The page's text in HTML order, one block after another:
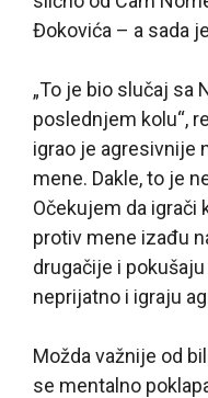
Đokovića – a sada
„To je bio slučaj sa
poslednjem kolu“,
igrao je agresivnije
mene. Dakle, to je
Očekujem da igrači
protiv mene izađu
drugačije i
neprijatno i igraju
Možda važnije od
se mentalno